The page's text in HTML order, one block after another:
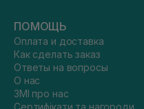
ПОМОЩЬ
Оплата и доставка
Как сделать заказ
Ответы на вопросы
О нас
ЗМІ про нас
Сертифікати та нагороди